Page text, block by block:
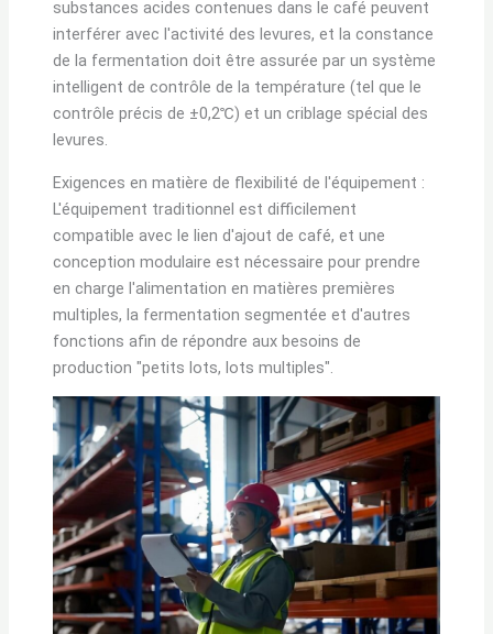
substances acides contenues dans le café peuvent
interférer avec l'activité des levures, et la constance
de la fermentation doit être assurée par un système
intelligent de contrôle de la température (tel que le
contrôle précis de ±0,2℃) et un criblage spécial des
levures.
Exigences en matière de flexibilité de l'équipement :
L'équipement traditionnel est difficilement
compatible avec le lien d'ajout de café, et une
conception modulaire est nécessaire pour prendre
en charge l'alimentation en matières premières
multiples, la fermentation segmentée et d'autres
fonctions afin de répondre aux besoins de
production "petits lots, lots multiples".